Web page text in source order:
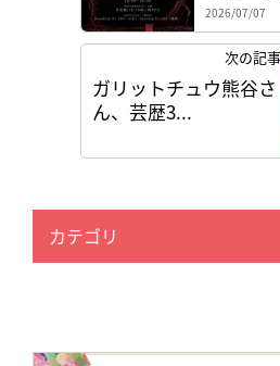
2026/07/07
次の記事
ガリットチュウ熊谷さ
ん、芸歴3...
カテゴリ